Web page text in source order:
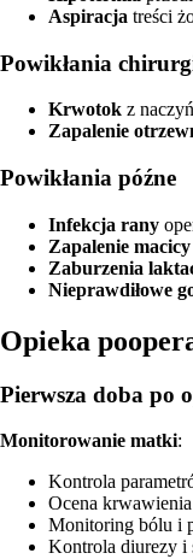
Aspiracja treści
Powikłania
Krwotok z
Zapalenie
Powikłania późne
Infekcja rany
Zapalenie macicy
Zaburzenia
Nieprawdiłowe
Opieka
Pierwsza doba po
Monitorowanie matki:
Kontrola
Ocena
Monitoring bólu i
Kontrola diurezy i